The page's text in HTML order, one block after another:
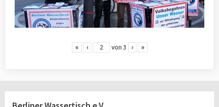
« ‹ von 3 › »